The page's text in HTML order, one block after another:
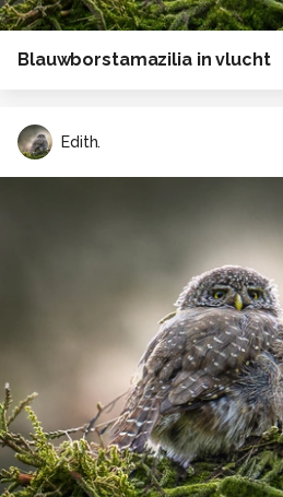
Blauwborstamazilia in vlucht
Edith.